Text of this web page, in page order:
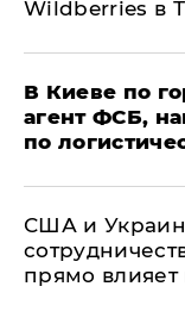
Wildberries в
В Киеве по
агент ФСБ,
по
США и
прямо влияет